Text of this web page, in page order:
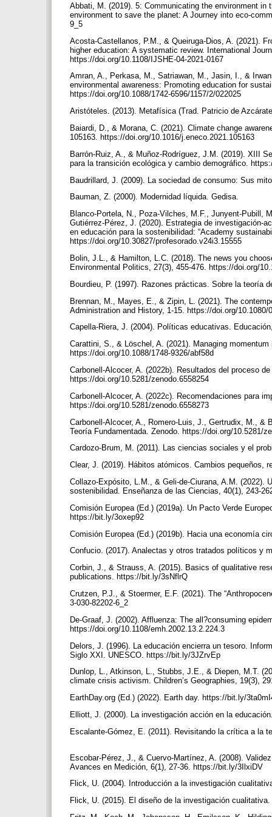
Abbati, M. (2019). 5: Communicating the environment
environment to save the planet: A Journey into eco-
9_5
Acosta-Castellanos, P.M., & Queiruga-Dios, A. (2021).
higher education: A systematic review. International
https://doi.org/10.1108/IJSHE-04-2021-0167
Amran, A., Perkasa, M., Satriawan, M., Jasin, I., &
environmental awareness: Promoting education for
https://doi.org/10.1088/1742-6596/1157/2/022025
Aristóteles. (2013). Metafísica (Trad. Patricio de
Baiardi, D., & Morana, C. (2021). Climate change
105163. https://doi.org/10.1016/j.eneco.2021.105163
Barrón-Ruiz, A., & Muñoz-Rodríguez, J.M. (2019). XIII
para la transición ecológica y cambio demográfico.
Baudrillard, J. (2009). La sociedad de consumo: Sus
Bauman, Z. (2000). Modernidad líquida. Gedisa.
Blanco-Portela, N., Poza-Vilches, M.F., Junyent-Pubill,
Gutiérrez-Pérez, J. (2020). Estrategia de investigación-
en educación para la sostenibilidad: “Academy
https://doi.org/10.30827/profesorado.v24i3.15555
Bolin, J.L., & Hamilton, L.C. (2018). The news you
Environmental Politics, 27(3), 455-476. https://doi.org/
Bourdieu, P. (1997). Razones prácticas. Sobre la teoría
Brennan, M., Mayes, E., & Zipin, L. (2021). The
Administration and History, 1-15. https://doi.org/10.1080/
Capella-Riera, J. (2004). Políticas educativas.
Carattini, S., & Löschel, A. (2021). Managing
https://doi.org/10.1088/1748-9326/abf58d
Carbonell-Alcocer, A. (2022b). Resultados del proceso
https://doi.org/10.5281/zenodo.6558254
Carbonell-Alcocer, A. (2022c). Recomendaciones para
https://doi.org/10.5281/zenodo.6558273
Carbonell-Alcocer, A., Romero-Luis, J., Gertrudix, M., &
Teoría Fundamentada. Zenodo. https://doi.org/10.5281/
Cardozo-Brum, M. (2011). Las ciencias sociales y el
Clear, J. (2019). Hábitos atómicos. Cambios pequeños,
Collazo-Expósito, L.M., & Geli-de-Ciurana, A.M. (2022).
sostenibilidad. Enseñanza de las Ciencias, 40(1), 243-
Comisión Europea (Ed.) (2019a). Un Pacto Verde
https://bit.ly/3oxep92
Comisión Europea (Ed.) (2019b). Hacia una economía
Confucio. (2017). Analectas y otros tratados políticos y
Corbin, J., & Strauss, A. (2015). Basics of qualitative
publications. https://bit.ly/3sNflrQ
Crutzen, P.J., & Stoermer, E.F. (2021). The
3-030-82202-6_2
De-Graaf, J. (2002). Affluenza: The all?consuming
https://doi.org/10.1108/emh.2002.13.2.224.3
Delors, J. (1996). La educación encierra un tesoro.
Siglo XXI. UNESCO. https://bit.ly/3JZrvEp
Dunlop, L., Atkinson, L., Stubbs, J.E., & Diepen, M.T.
climate crisis activism. Children’s Geographies, 19(3),
EarthDay.org (Ed.) (2022). Earth day. https://bit.ly/
Elliott, J. (2000). La investigación acción en la
Escalante-Gómez, E. (2011). Revisitando la crítica a la
Escobar-Pérez, J., & Cuervo-Martínez, A. (2008).
Avances en Medición, 6(1), 27-36. https://bit.ly/3IlxiDV
Flick, U. (2004). Introducción a la investigación
Flick, U. (2015). El diseño de la investigación